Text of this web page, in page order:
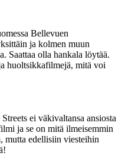
Bellevuen
ja kolmen muun
Saattaa olla hankala löytää.
huoltsikkafilmejä, mitä voi
ei väkivaltansa ansiosta
ja se on mitä ilmeisemmin
mutta edellisiin viesteihin